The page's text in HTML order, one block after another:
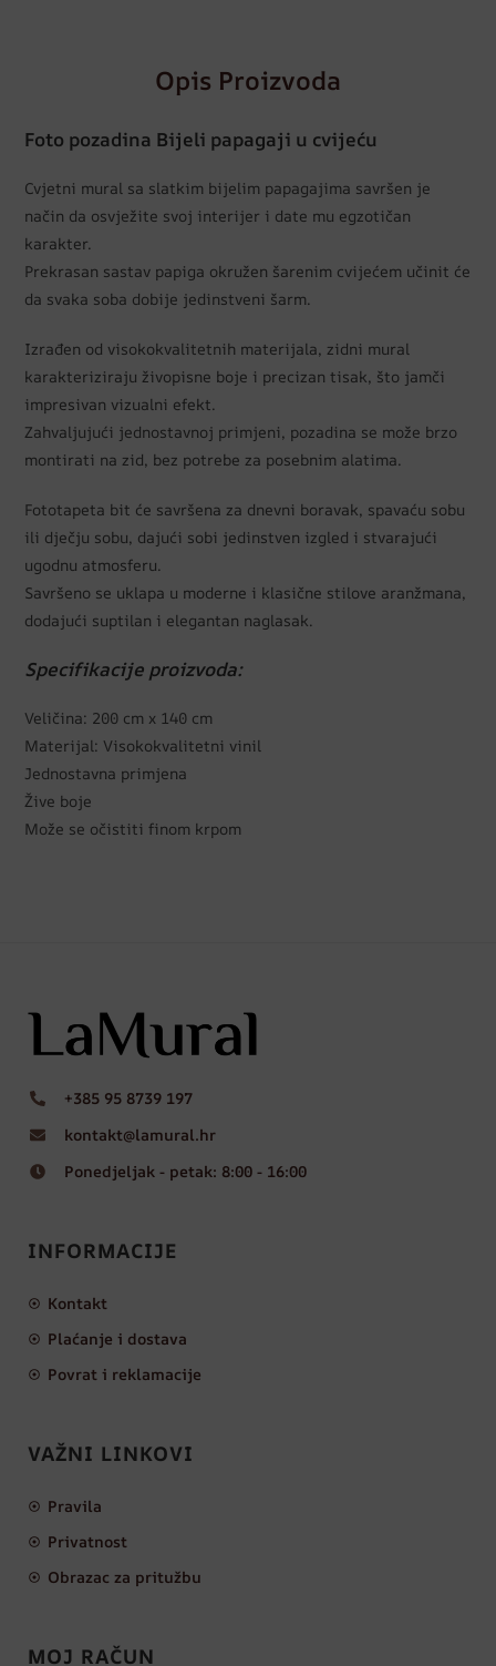
Opis Proizvoda
Foto pozadina Bijeli papagaji u cvijeću
Cvjetni mural sa slatkim bijelim papagajima savršen je
način da osvježite svoj interijer i date mu egzotičan
karakter.
Prekrasan sastav papiga okružen šarenim cvijećem učinit će
da svaka soba dobije jedinstveni šarm.
Izrađen od visokokvalitetnih materijala, zidni mural
karakteriziraju živopisne boje i precizan tisak, što jamči
impresivan vizualni efekt.
Zahvaljujući jednostavnoj primjeni, pozadina se može brzo
montirati na zid, bez potrebe za posebnim alatima.
Fototapeta bit će savršena za dnevni boravak, spavaću sobu
ili dječju sobu, dajući sobi jedinstven izgled i stvarajući
ugodnu atmosferu.
Savršeno se uklapa u moderne i klasične stilove aranžmana,
dodajući suptilan i elegantan naglasak.
Specifikacije proizvoda:
Veličina: 200 cm x 140 cm
Materijal: Visokokvalitetni vinil
Jednostavna primjena
Žive boje
Može se očistiti finom krpom
+385 95 8739 197
kontakt@lamural.hr
Ponedjeljak - petak: 8:00 - 16:00
INFORMACIJE
Kontakt
Plaćanje i dostava
Povrat i reklamacije
VAŽNI LINKOVI
Pravila
Privatnost
Obrazac za pritužbu
MOJ RAČUN